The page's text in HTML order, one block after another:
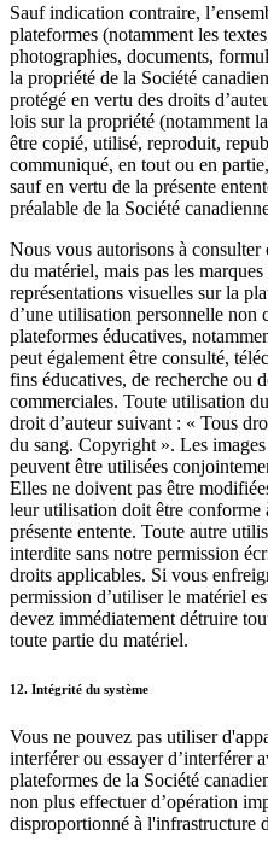
Sauf indication contraire,
plateformes (notamment les
photographies, documents,
la propriété de la Société
protégé en vertu des droits
lois sur la propriété (notamment
être copié, utilisé, reproduit,
communiqué, en tout ou en
sauf en vertu de la présente
préalable de la Société
Nous vous autorisons à
du matériel, mais pas les
représentations visuelles sur la
d’une utilisation personnelle non
plateformes éducatives,
peut également être consulté,
fins éducatives, de recherche ou
commerciales. Toute utilisation
droit d’auteur suivant : « Tous
du sang. Copyright ». Les
peuvent être utilisées
Elles ne doivent pas être
leur utilisation doit être conforme
présente entente. Toute autre
interdite sans notre permission
droits applicables. Si vous
permission d’utiliser le matériel
devez immédiatement détruire
toute partie du matériel.
12. Intégrité du système
Vous ne pouvez pas utiliser
interférer ou essayer d’interférer
plateformes de la Société
non plus effectuer d’opération
disproportionné à l'infrastructure